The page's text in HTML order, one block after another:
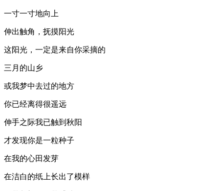
一寸一寸地向上
伸出触角，抚摸阳光
这阳光，一定是来自你采摘的
三月的山乡
或我梦中去过的地方
你已经离得很遥远
伸手之际我已触到秋阳
才发现你是一粒种子
在我的心田发芽
在洁白的纸上长出了模样